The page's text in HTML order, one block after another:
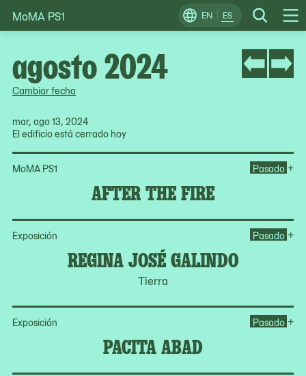
Skip
to
EN ES Search
Change
Locale
MoMA PS1
Cambiar fecha
mar, ago 13, 2024
El edificio está cerrado hoy
MoMA PS1
AFTER THE FIRE
Pasado +
Exposición
REGINA JOSÉ GALINDO
Tierra
Pasado +
Exposición
PACITA ABAD
Pasado +
agosto 2024